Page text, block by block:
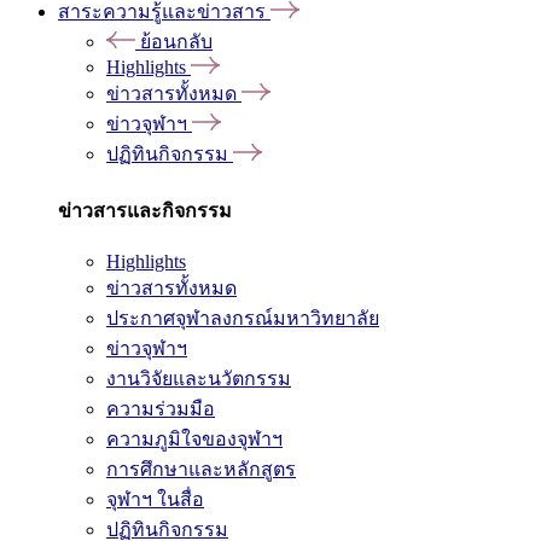
สาระความรู้และข่าวสาร
ย้อนกลับ
Highlights
ข่าวสารทั้งหมด
ข่าวจุฬาฯ
ปฏิทินกิจกรรม
ข่าวสารและกิจกรรม
Highlights
ข่าวสารทั้งหมด
ประกาศจุฬาลงกรณ์มหาวิทยาลัย
ข่าวจุฬาฯ
งานวิจัยและนวัตกรรม
ความร่วมมือ
ความภูมิใจของจุฬาฯ
การศึกษาและหลักสูตร
จุฬาฯ ในสื่อ
ปฏิทินกิจกรรม